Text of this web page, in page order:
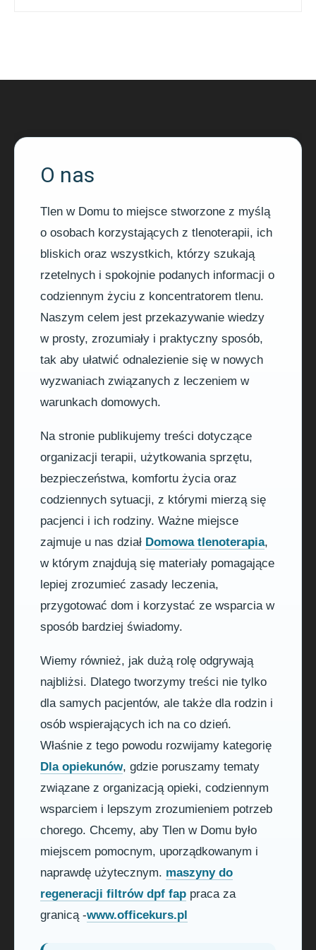
O nas
Tlen w Domu to miejsce stworzone z myślą
o osobach korzystających z tlenoterapii, ich
bliskich oraz wszystkich, którzy szukają
rzetelnych i spokojnie podanych informacji o
codziennym życiu z koncentratorem tlenu.
Naszym celem jest przekazywanie wiedzy
w prosty, zrozumiały i praktyczny sposób,
tak aby ułatwić odnalezienie się w nowych
wyzwaniach związanych z leczeniem w
warunkach domowych.
Na stronie publikujemy treści dotyczące
organizacji terapii, użytkowania sprzętu,
bezpieczeństwa, komfortu życia oraz
codziennych sytuacji, z którymi mierzą się
pacjenci i ich rodziny. Ważne miejsce
zajmuje u nas dział Domowa tlenoterapia,
w którym znajdują się materiały pomagające
lepiej zrozumieć zasady leczenia,
przygotować dom i korzystać ze wsparcia w
sposób bardziej świadomy.
Wiemy również, jak dużą rolę odgrywają
najbliżsi. Dlatego tworzymy treści nie tylko
dla samych pacjentów, ale także dla rodzin i
osób wspierających ich na co dzień.
Właśnie z tego powodu rozwijamy kategorię
Dla opiekunów, gdzie poruszamy tematy
związane z organizacją opieki, codziennym
wsparciem i lepszym zrozumieniem potrzeb
chorego. Chcemy, aby Tlen w Domu było
miejscem pomocnym, uporządkowanym i
naprawdę użytecznym. maszyny do
regeneracji filtrów dpf fap praca za
granicą -www.officekurs.pl